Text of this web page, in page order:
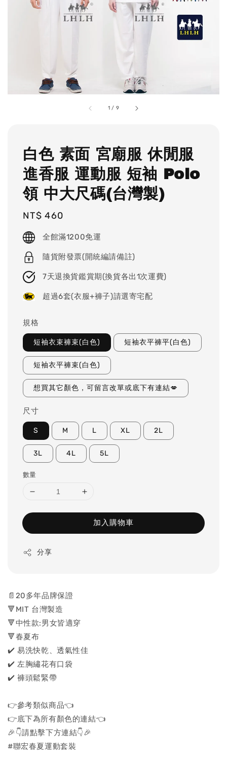
1 / 9
白色 素面 宮廟服 休閒服
進香服 運動服 短袖 Polo
領 中大尺碼(台灣製)
Regular
price
NT$ 460
全館滿1200免運
隨貨附發票(開統編請備註)
7天退換貨鑑賞期(換貨各出1次運費)
超過6套(衣服+褲子)請選寄宅配
規格
短袖衣束褲束(白色) 短袖衣平褲平(白色)
短袖衣平褲束(白色)
想買其它顏色，可留言改單或底下有連結💋
尺寸
S M L XL 2L
3L 4L 5L
數量
加入購物車
分享
📄20多年品牌保證
🔻MIT 台灣製造
🔻中性款:男女皆適穿
🔻春夏布
✔️ 易洗快乾、透氣性佳
✔️ 左胸繡花有口袋
✔️ 褲頭鬆緊帶
👉參考類似商品👈
👉底下為所有顏色的連結👈
🎉👇請點擊下方連結👇🎉
#聯宏春夏運動套裝